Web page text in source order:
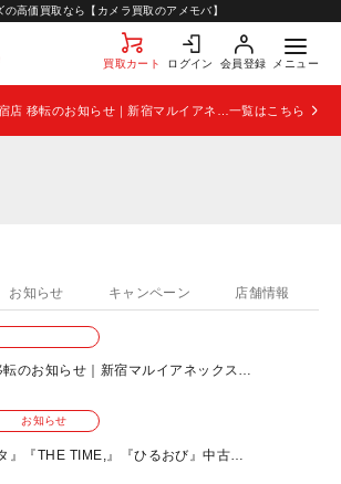
高価買取なら【カメラ買取のアメモバ】
買取カート ログイン 会員登録 メニュー
一覧はこちら
お知らせ キャンペーン 店舗情報
アメモバ新宿店 移転のお知らせ｜新宿マルイアネックス2階から4階へ移転
お知らせ
TBSテレビ『Nスタ』『THE TIME,』『ひるおび』中古スマホ特集でアメモバが紹介されました